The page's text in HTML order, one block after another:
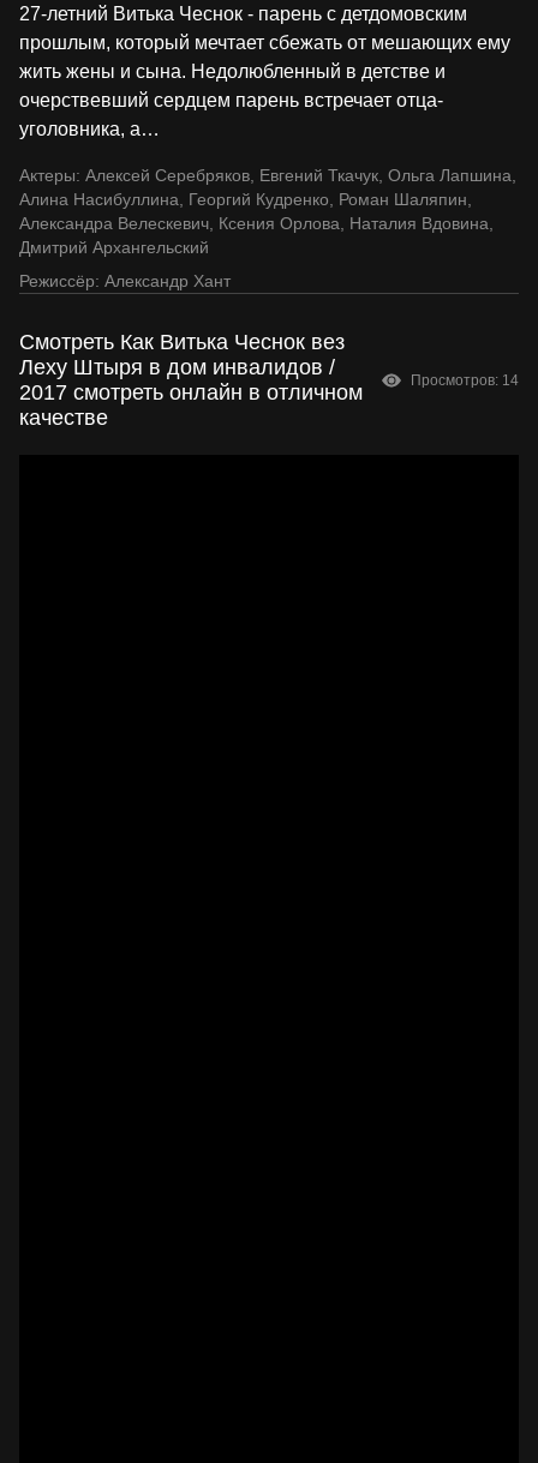
27-летний Витька Чеснок - парень с детдомовским
прошлым, который мечтает сбежать от мешающих ему
жить жены и сына. Недолюбленный в детстве и
очерствевший сердцем парень встречает отца-
уголовника, а…
Актеры: Алексей Серебряков, Евгений Ткачук, Ольга Лапшина,
Алина Насибуллина, Георгий Кудренко, Роман Шаляпин,
Александра Велескевич, Ксения Орлова, Наталия Вдовина,
Дмитрий Архангельский
Режиссёр: Александр Хант
Смотреть Как Витька Чеснок вез
Леху Штыря в дом инвалидов /
2017 смотреть онлайн в отличном
качестве
Просмотров: 14